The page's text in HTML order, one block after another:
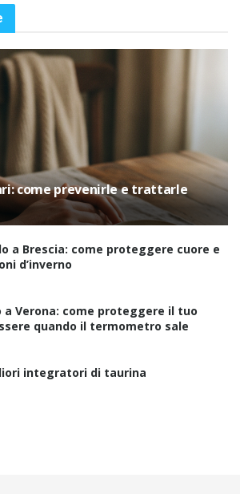
come prevenirle e trattarle
a Brescia: come proteggere cuore e
d’inverno
a Verona: come proteggere il tuo
quando il termometro sale
integratori di taurina